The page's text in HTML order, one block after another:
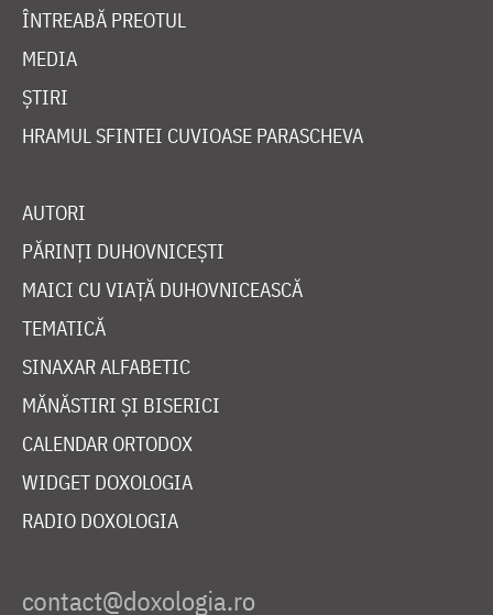
ÎNTREABĂ PREOTUL
MEDIA
ȘTIRI
HRAMUL SFINTEI CUVIOASE PARASCHEVA
AUTORI
PĂRINȚI DUHOVNICEȘTI
MAICI CU VIAȚĂ DUHOVNICEASCĂ
TEMATICĂ
SINAXAR ALFABETIC
MĂNĂSTIRI ȘI BISERICI
CALENDAR ORTODOX
WIDGET DOXOLOGIA
RADIO DOXOLOGIA